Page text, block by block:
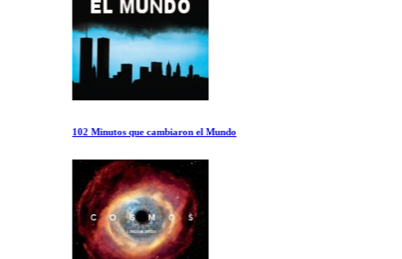
102 Minutos que cambiaron el Mundo